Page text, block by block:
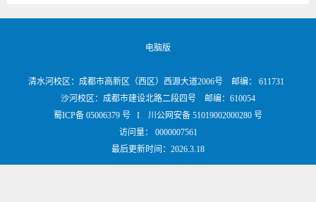
电脑版
清水河校区：成都市高新区（西区）西源大道2006号 邮编： 611731
沙河校区：成都市建设北路二段四号 邮编：610054
蜀ICP备 05006379 号 I 川公网安备 51019002000280 号
访问量： 0000007561
最后更新时间： 2026.3.18